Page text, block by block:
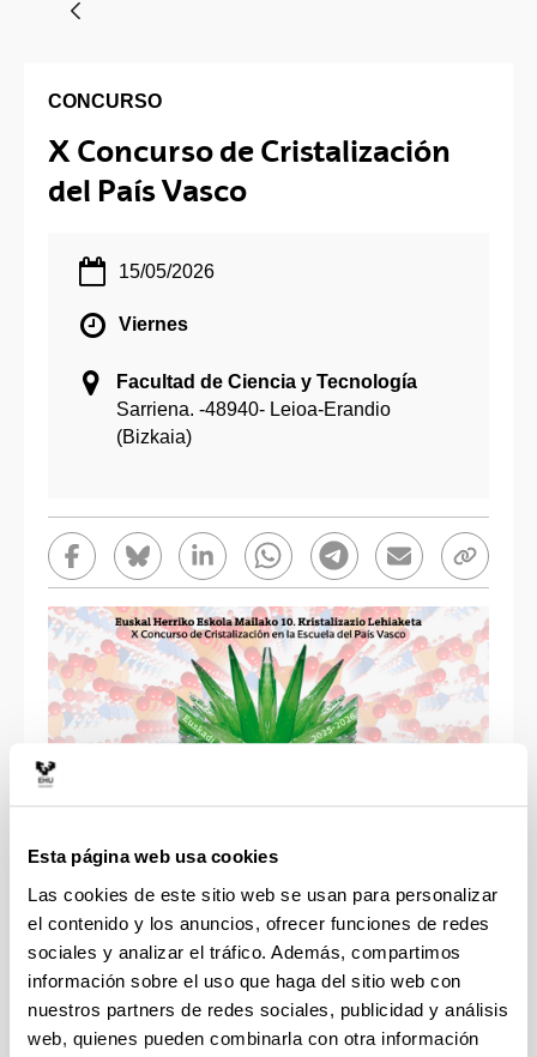
Esta página web usa cookies
Las cookies de este sitio web se usan para personalizar
el contenido y los anuncios, ofrecer funciones de redes
sociales y analizar el tráfico. Además, compartimos
información sobre el uso que haga del sitio web con
nuestros partners de redes sociales, publicidad y análisis
web, quienes pueden combinarla con otra información
CONCURSO
X Concurso de Cristalización
del País Vasco
15/05/2026
Viernes
Facultad de Ciencia y Tecnología
Sarriena. -48940- Leioa-Erandio
(Bizkaia)
Compartir en Facebook - (Abre una nueva ventana)
Compartir en Bluesky - (Abre una nueva ventana)
Compartir en Linkedin - (Abre una nueva
Compartir en Whatsapp - (Abre
Compartir en Telegram -
Enviar por correo
Copiar
15/05/2026
: 9:30 - 13:30
: Facultad de Ciencia y Tecnología
Es la X Edición del Concurso de Cristalización en
la Escuela del País Vasco. El objetivo de este
concurso es poner en contacto a los estudiantes de